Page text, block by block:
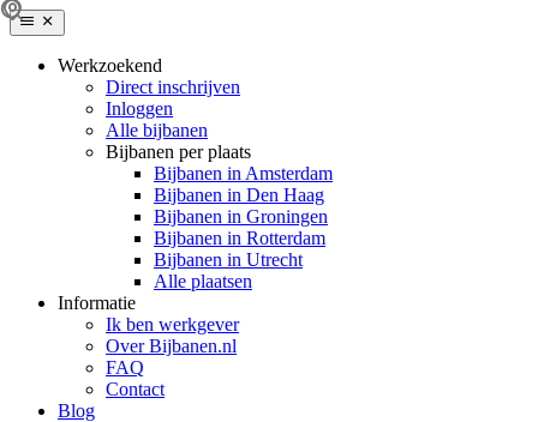
Werkzoekend
Direct inschrijven
Inloggen
Alle bijbanen
Bijbanen per plaats
Bijbanen in Amsterdam
Bijbanen in Den Haag
Bijbanen in Groningen
Bijbanen in Rotterdam
Bijbanen in Utrecht
Alle plaatsen
Informatie
Ik ben werkgever
Over Bijbanen.nl
FAQ
Contact
Blog